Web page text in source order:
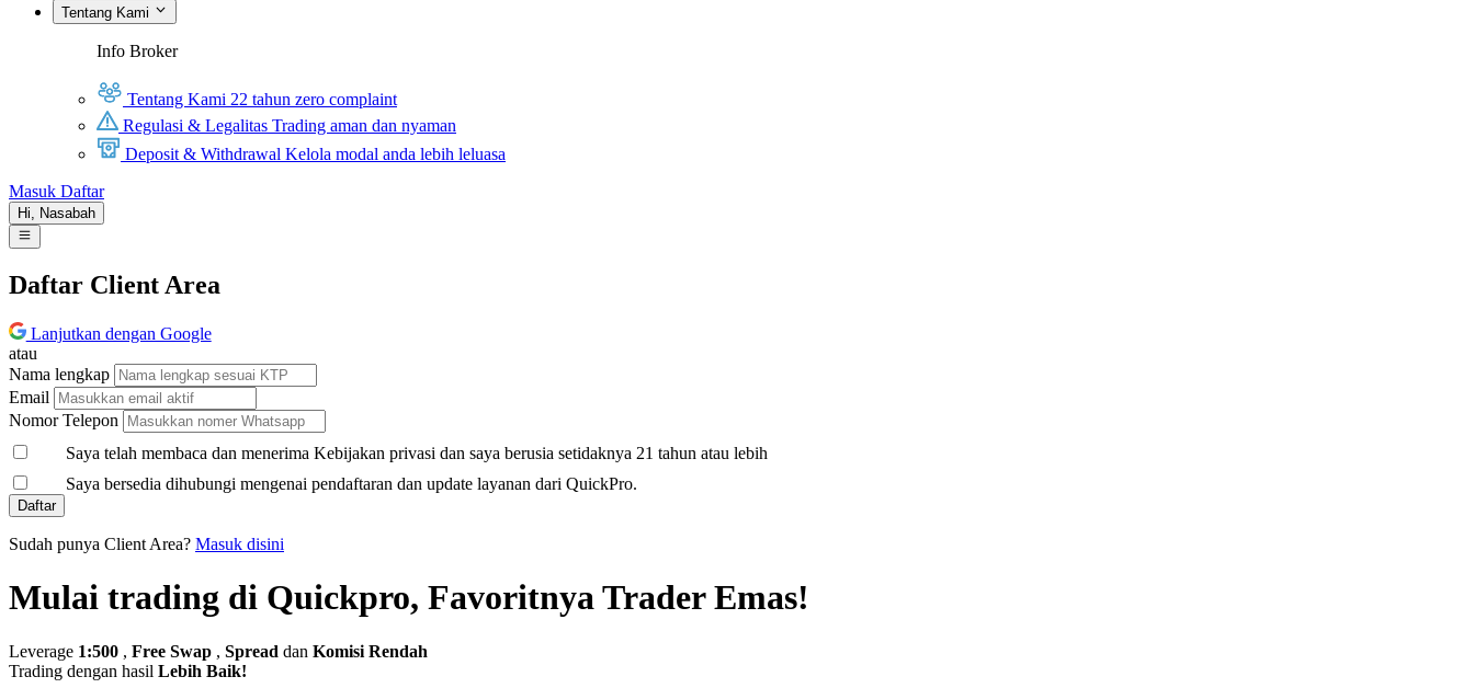
Tentang Kami
Info Broker
Tentang Kami 22 tahun zero complaint
Regulasi & Legalitas Trading aman dan nyaman
Deposit & Withdrawal Kelola modal anda lebih leluasa
Masuk Daftar
Hi, Nasabah
Daftar Client Area
Lanjutkan dengan Google
atau
Nama lengkap
Email
Nomor Telepon
Saya telah membaca dan menerima Kebijakan privasi dan saya berusia setidaknya 21 tahun atau lebih
Saya bersedia dihubungi mengenai pendaftaran dan update layanan dari QuickPro.
Daftar
Sudah punya Client Area? Masuk disini
Mulai trading di Quickpro, Favoritnya Trader Emas!
Leverage 1:500 , Free Swap , Spread dan Komisi Rendah
Trading dengan hasil Lebih Baik!